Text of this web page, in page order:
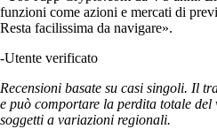
funzioni come azioni e mercati di
Resta facilissima da navigare».
-Utente verificato
Recensioni basate su casi singoli. Il
e può comportare la perdita totale
soggetti a variazioni regionali.